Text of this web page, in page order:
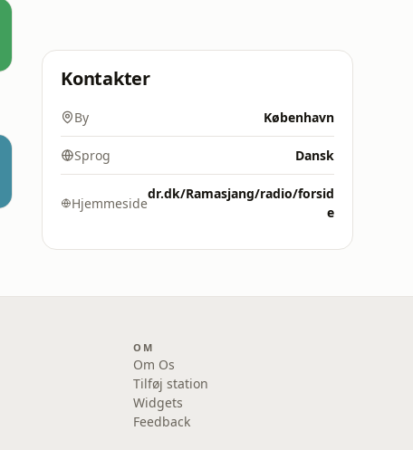
Kontakter
By København
Sprog Dansk
Hjemmeside
dr.dk/Ramasjang/radio/forsid
e
OM
Om Os
Tilføj station
Widgets
Feedback